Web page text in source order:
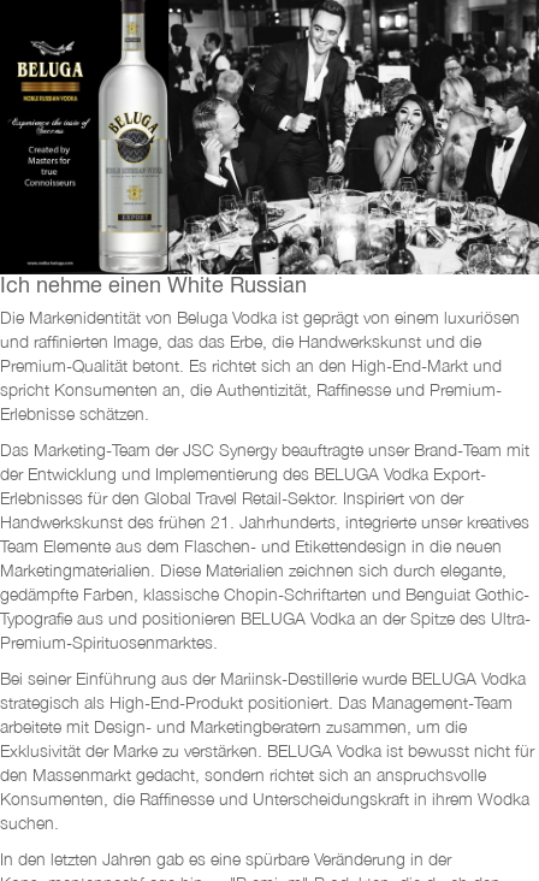
Ich nehme einen White Russian
Die Markenidentität von Beluga Vodka ist geprägt von einem luxuriösen
und raffinierten Image, das das Erbe, die Handwerkskunst und die
Premium-Qualität betont. Es richtet sich an den High-End-Markt und
spricht Konsumenten an, die Authentizität, Raffinesse und Premium-
Erlebnisse schätzen.
Das Marketing-Team der JSC Synergy beauftragte unser Brand-Team mit
der Entwicklung und Implementierung des BELUGA Vodka Export-
Erlebnisses für den Global Travel Retail-Sektor. Inspiriert von der
Handwerkskunst des frühen 21. Jahrhunderts, integrierte unser kreatives
Team Elemente aus dem Flaschen- und Etikettendesign in die neuen
Marketingmaterialien. Diese Materialien zeichnen sich durch elegante,
gedämpfte Farben, klassische Chopin-Schriftarten und Benguiat Gothic-
Typografie aus und positionieren BELUGA Vodka an der Spitze des Ultra-
Premium-Spirituosenmarktes.
Bei seiner Einführung aus der Mariinsk-Destillerie wurde BELUGA Vodka
strategisch als High-End-Produkt positioniert. Das Management-Team
arbeitete mit Design- und Marketingberatern zusammen, um die
Exklusivität der Marke zu verstärken. BELUGA Vodka ist bewusst nicht für
den Massenmarkt gedacht, sondern richtet sich an anspruchsvolle
Konsumenten, die Raffinesse und Unterscheidungskraft in ihrem Wodka
suchen.
In den letzten Jahren gab es eine spürbare Veränderung in der